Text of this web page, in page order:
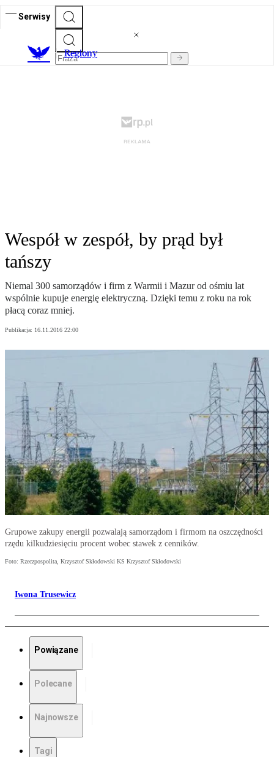
Serwisy
Regiony
Wespół w zespół, by prąd był
tańszy
Niemal 300 samorządów i firm z Warmii i Mazur od ośmiu lat
wspólnie kupuje energię elektryczną. Dzięki temu z roku na rok
płacą coraz mniej.
Publikacja: 16.11.2016 22:00
Grupowe zakupy energii pozwalają samorządom i firmom na oszczędności
rzędu kilkudziesięciu procent wobec stawek z cenników.
Foto: Rzeczpospolita, Krzysztof Skłodowski KS Krzysztof Skłodowski
Iwona Trusewicz
Powiązane
Polecane
Najnowsze
Tagi